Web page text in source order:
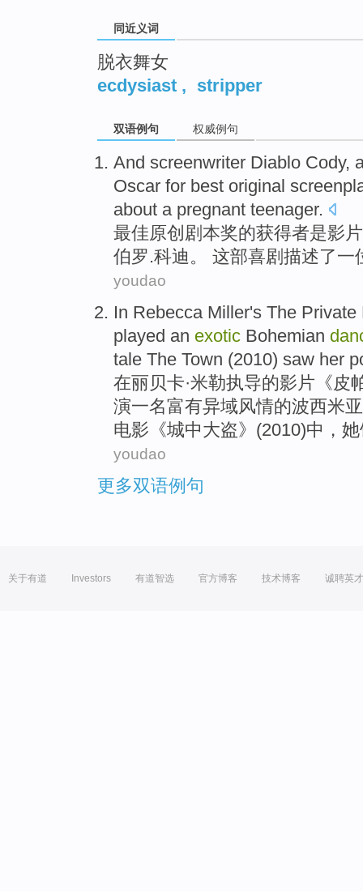
同近义词
脱衣舞女
ecdysiast , stripper
双语例句 权威例句
And screenwriter Diablo Cody,
Oscar for best original
about a pregnant teenager.
最佳原创 剧本奖的获得者是影
伯罗.科迪 。 这部喜剧 描述了一
youdao
In Rebecca Miller's The Private
played an exotic Bohemian
tale The Town (2010) saw her
在丽贝卡·米勒执导的影片《皮
演一名富有异域风情的波西米亚
电影 《城中大盗》(2010)中， 她
youdao
更多双语例句
关于有道 Investors 有道智选 官方博客 技术博客 诚聘英才